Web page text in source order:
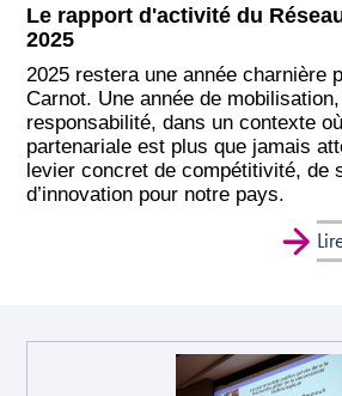
Le rapport d'activité du
2025
2025 restera une année charnière
Carnot. Une année de
responsabilité, dans un contexte
partenariale est plus que jamais
levier concret de compétitivité, de
d’innovation pour notre pays.